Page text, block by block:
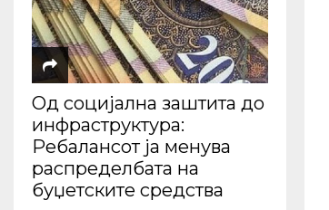
Од социјална заштита до
инфраструктура:
Ребалансот ја менува
распределбата на
буџетските средства